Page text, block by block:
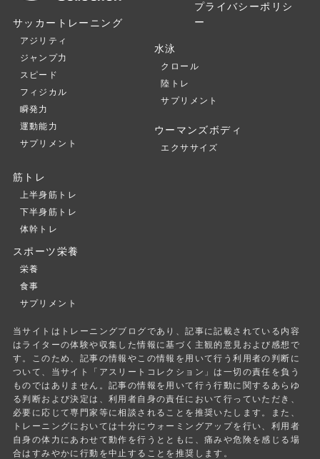
プライバシーポリシ
ー
サッカートレーニング
アジリティ
ジャンプ力
スピード
フィジカル
瞬発力
運動能力
サプリメント
水泳
クロール
陸トレ
サプリメント
ウーマンズボディ
エクササイズ
筋トレ
上半身筋トレ
下半身筋トレ
体幹トレ
スポーツ栄養
栄養
食事
サプリメント
当サイトはトレーニングブログであり、記事に記載されている内容
はライターの体験や収集した情報に基づく主観的意見および感想で
す。このため、記事の情報やこの情報を用いて行う利用者の判断に
ついて、当サイト「アスリートコレクション」は一切の責任を負う
ものではありません。記事の情報を用いて行う行動に関するあらゆ
る判断および決定は、利用者自身の責任において行っていただき、
必要に応じて専門家等に相談されることを推奨いたします。また、
トレーニングにおいては十分にウォーミングアップを行い、利用者
自身の体力にあわせて動作を行うとともに、痛みや危険を感じる場
合はすみやかに行動を中止することを推奨します。